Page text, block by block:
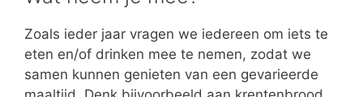
Zoals ieder jaar vragen we iedereen om iets te
eten en/of drinken mee te nemen, zodat we
samen kunnen genieten van een gevarieerde